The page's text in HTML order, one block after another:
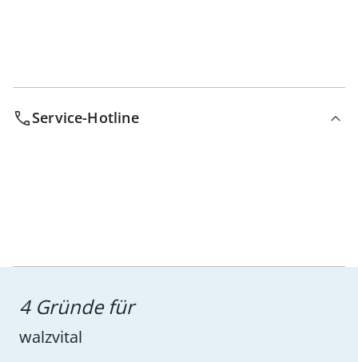
Service-Hotline
4 Gründe für
walzvital